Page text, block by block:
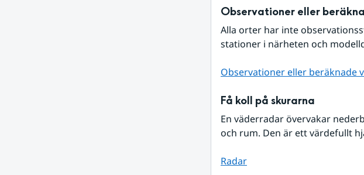
Observationer eller
Alla orter har inte
stationer i närheten och
Observationer eller beräknade
Få koll på skurarna
En väderradar övervakar
och rum. Den är ett värdefullt
Radar